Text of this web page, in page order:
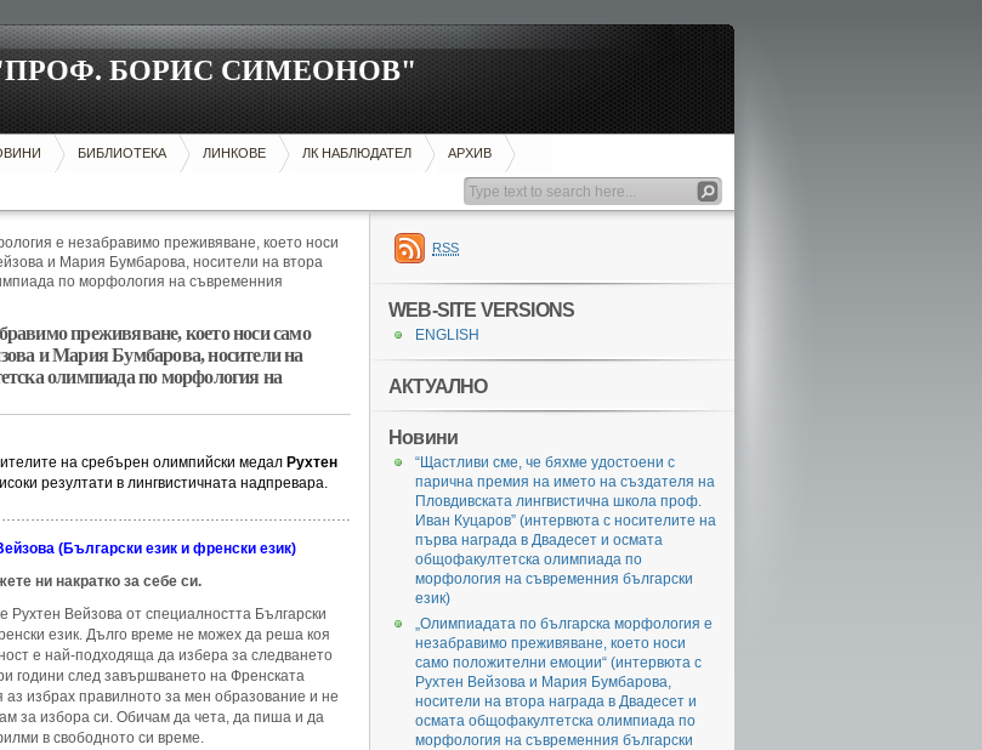
БОРИС СИМЕОНОВ"
БИБЛИОТЕКА ЛИНКОВЕ ЛК НАБЛЮДАТЕЛ АРХИВ
е незабравимо преживяване, което носи
и Мария Бумбарова, носители на втора
по морфология на съвременния
преживяване, което носи само
и Мария Бумбарова, носители на
олимпиада по морфология на
на сребърен олимпийски медал Рухтен
резултати в лингвистичната надпревара.
(Български език и френски език)
ни накратко за себе си.
Рухтен Вейзова от специалността Български
език. Дълго време не можех да реша коя
е най-подходяща да избера за следването
години след завършването на Френската
аз избрах правилното за мен образование и не
за избора си. Обичам да чета, да пиша и да
в свободното си време.
RSS
WEB-SITE VERSIONS
ENGLISH
АКТУАЛНО
Новини
“Щастливи сме, че бяхме удостоени с
парична премия на името на създателя на
Пловдивската лингвистична школа проф.
Иван Куцаров” (интервюта с носителите на
първа награда в Двадесет и осмата
общофакултетска олимпиада по
морфология на съвременния български
език)
„Олимпиадата по българска морфология е
незабравимо преживяване, което носи
само положителни емоции“ (интервюта с
Рухтен Вейзова и Мария Бумбарова,
носители на втора награда в Двадесет и
осмата общофакултетска олимпиада по
морфология на съвременния български